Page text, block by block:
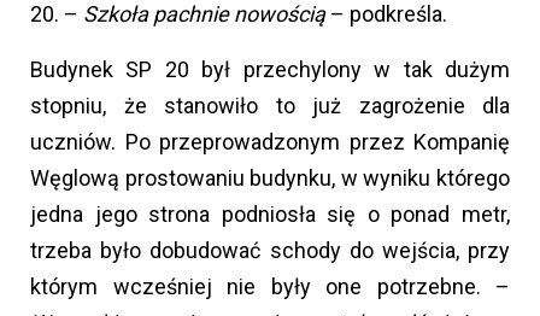
20. – Szkoła pachnie nowością– podkreśla.
Budynek SP 20 był przechylony w tak dużym
stopniu, że stanowiło to już zagrożenie dla
uczniów. Po przeprowadzonym przez Kompanię
Węglową prostowaniu budynku, w wyniku którego
jedna jego strona podniosła się o ponad metr,
trzeba było dobudować schody do wejścia, przy
którym wcześniej nie były one potrzebne. –